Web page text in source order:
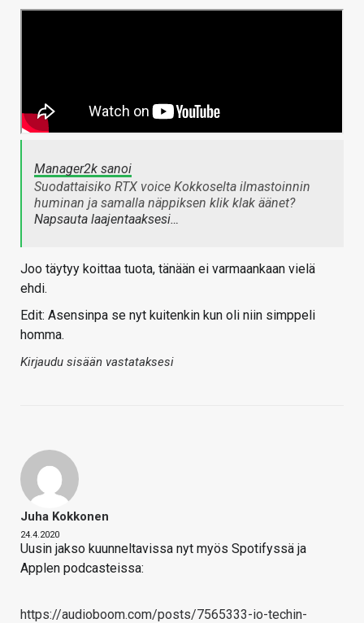
Manager2k sanoi
Suodattaisiko RTX voice Kokkoselta ilmastoinnin
huminan ja samalla näppiksen klik klak äänet?
Napsauta laajentaaksesi…
Joo täytyy koittaa tuota, tänään ei varmaankaan vielä
ehdi.
Edit: Asensinpa se nyt kuitenkin kun oli niin simppeli
homma.
Kirjaudu sisään vastataksesi
Juha Kokkonen
24.4.2020
Uusin jakso kuunneltavissa nyt myös Spotifyssä ja
Applen podcasteissa:
https://audioboom.com/posts/7565333-io-techin-